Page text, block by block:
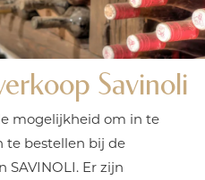
Savinoli
mogelijkheid om in te
te bestellen bij de
SAVINOLI. Er zijn